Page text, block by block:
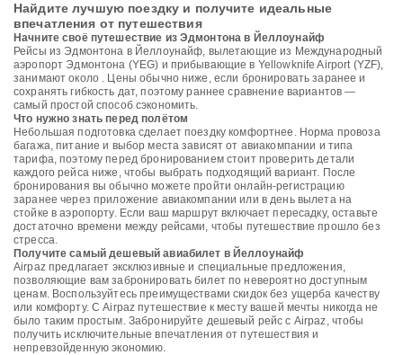
Найдите лучшую поездку и получите идеальные
впечатления от путешествия
Начните своё путешествие из Эдмонтона в Йеллоунайф
Рейсы из Эдмонтона в Йеллоунайф, вылетающие из Международный
аэропорт Эдмонтона (YEG) и прибывающие в Yellowknife Airport (YZF),
занимают около . Цены обычно ниже, если бронировать заранее и
сохранять гибкость дат, поэтому раннее сравнение вариантов —
самый простой способ сэкономить.
Что нужно знать перед полётом
Небольшая подготовка сделает поездку комфортнее. Норма провоза
багажа, питание и выбор места зависят от авиакомпании и типа
тарифа, поэтому перед бронированием стоит проверить детали
каждого рейса ниже, чтобы выбрать подходящий вариант. После
бронирования вы обычно можете пройти онлайн-регистрацию
заранее через приложение авиакомпании или в день вылета на
стойке в аэропорту. Если ваш маршрут включает пересадку, оставьте
достаточно времени между рейсами, чтобы путешествие прошло без
стресса.
Получите самый дешевый авиабилет в Йеллоунайф
Airpaz предлагает эксклюзивные и специальные предложения,
позволяющие вам забронировать билет по невероятно доступным
ценам. Воспользуйтесь преимуществами скидок без ущерба качеству
или комфорту. С Airpaz путешествие к месту вашей мечты никогда не
было таким простым. Забронируйте дешевый рейс с Airpaz, чтобы
получить исключительные впечатления от путешествия и
непревзойденную экономию.